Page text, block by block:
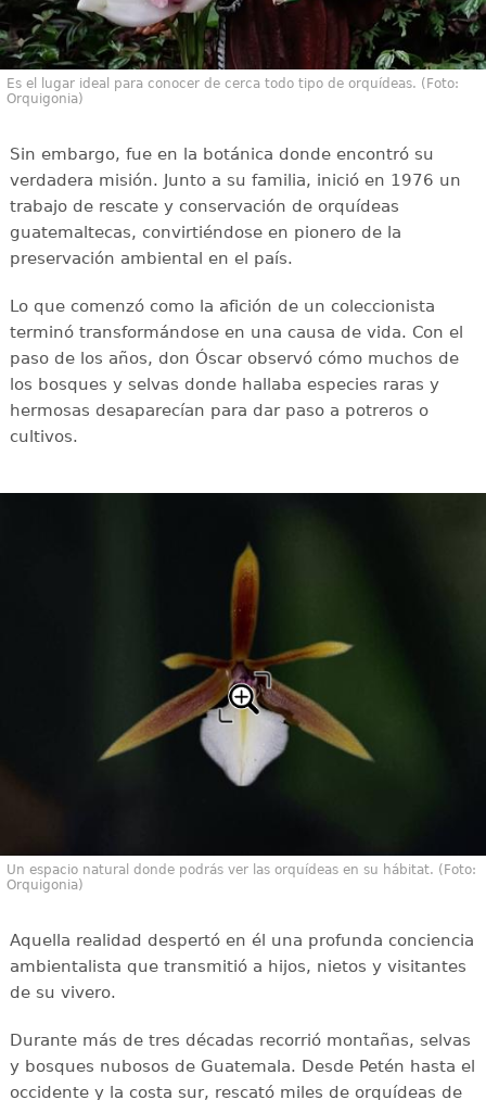
Es el lugar ideal para conocer de cerca todo tipo de orquídeas. (Foto:
Orquigonia)
Sin embargo, fue en la botánica donde encontró su
verdadera misión. Junto a su familia, inició en 1976 un
trabajo de rescate y conservación de orquídeas
guatemaltecas, convirtiéndose en pionero de la
preservación ambiental en el país.
Lo que comenzó como la afición de un coleccionista
terminó transformándose en una causa de vida. Con el
paso de los años, don Óscar observó cómo muchos de
los bosques y selvas donde hallaba especies raras y
hermosas desaparecían para dar paso a potreros o
cultivos.
Un espacio natural donde podrás ver las orquídeas en su hábitat. (Foto:
Orquigonia)
Aquella realidad despertó en él una profunda conciencia
ambientalista que transmitió a hijos, nietos y visitantes
de su vivero.
Durante más de tres décadas recorrió montañas, selvas
y bosques nubosos de Guatemala. Desde Petén hasta el
occidente y la costa sur, rescató miles de orquídeas de